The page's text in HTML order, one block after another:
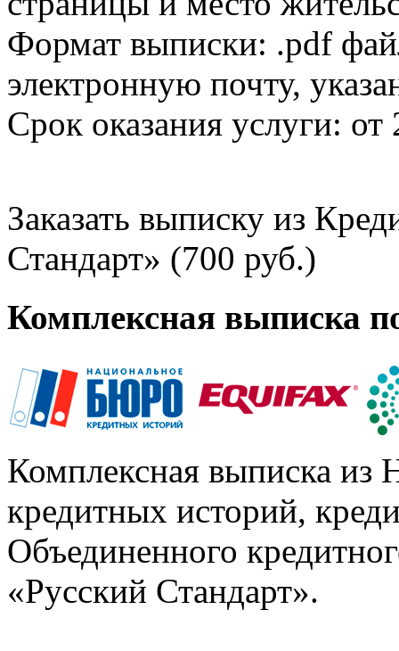
Формат выписки: .pdf
электронную почту,
Срок оказания услуги: от
Заказать выписку из
Стандарт» (700 руб.)
Комплексная выписка
Комплексная выписка из
кредитных историй,
Объединенного
«Русский Стандарт».